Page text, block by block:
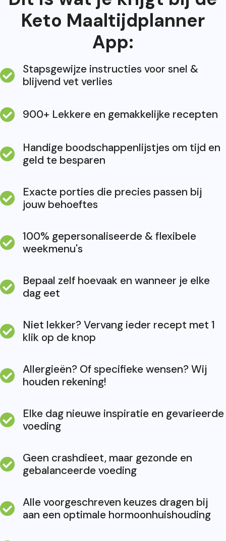
Keto Maaltijdplanner
App:
Stapsgewijze instructies voor snel &
blijvend vet verlies
900+ Lekkere en gemakkelijke recepten
Handige boodschappenlijstjes om tijd en
geld te besparen
Exacte porties die precies passen bij
jouw behoeftes
100% gepersonaliseerde & flexibele
weekmenu's
Bepaal zelf hoevaak en wanneer je elke
dag eet
Niet lekker? Vervang ieder recept met 1
klik op de knop
Allergieën? Of specifieke wensen? Wij
houden rekening!
Elke dag nieuwe inspiratie en gevarieerde
voeding
Geen crashdieet, maar gezonde en
gebalanceerde voeding
Alle voorgeschreven keuzes dragen bij
aan een optimale hormoonhuishouding